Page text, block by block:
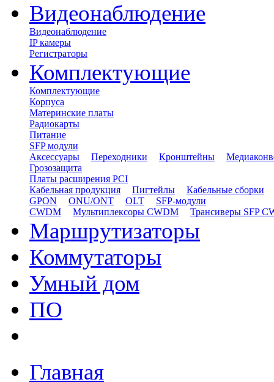
Видеонаблюдение
Видеонаблюдение
IP камеры
Регистраторы
Комплектующие
Комплектующие
Корпуса
Материнские платы
Радиокарты
Питание
SFP модули
Аксессуары
Переходники Кронштейны
Грозозащита
Платы расширения PCI
Кабельная продукция
Пигтейлы
Кабельные сборки
GPON
ONU/ONT OLT
SFP-модули
CWDM
Мультиплексоры CWDM Трансиверы SFP
Маршрутизаторы
Коммутаторы
Умный дом
ПО
Главная